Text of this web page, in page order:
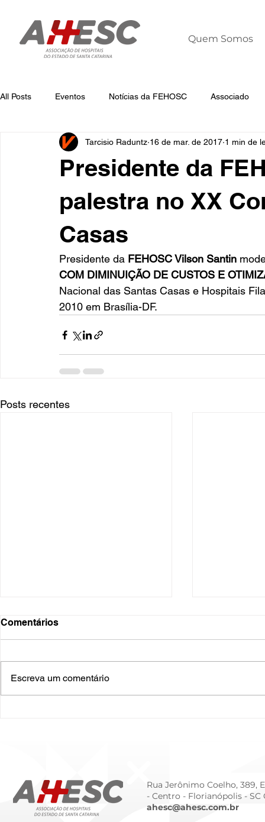
Quem Somos
All Posts Eventos Notícias da FEHOSC Associado
Notícias da AHESC Liderança Dia
Presidente da
palestra no XX
Casas
Tarcisio Raduntz 16 de mar. de 2017 1 min de
Presidente da FEHOSC Vilson Santin
COM DIMINUIÇÃO DE CUSTOS E
Nacional das Santas Casas e Hospitais
2010 em Brasília-DF.
Posts recentes
Comentários
Escreva um comentário
Rua Jerônimo Coelho, 389,
- Centro - Florianópolis - SC
ahesc@ahesc.com.br